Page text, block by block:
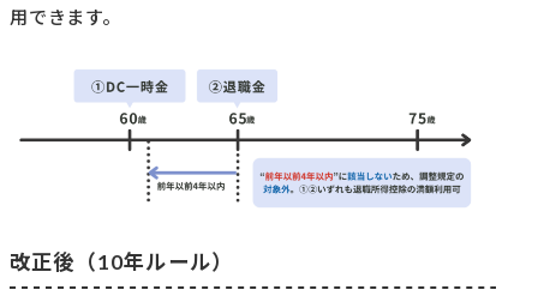
用できます。
改正後（10年ルール）